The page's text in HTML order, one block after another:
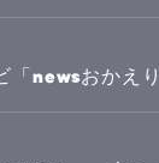
「newsおかえ